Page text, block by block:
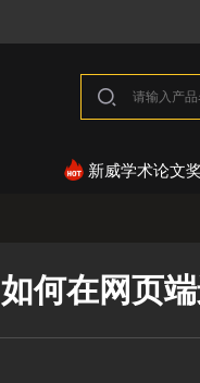
新威学术论文
如何在网页